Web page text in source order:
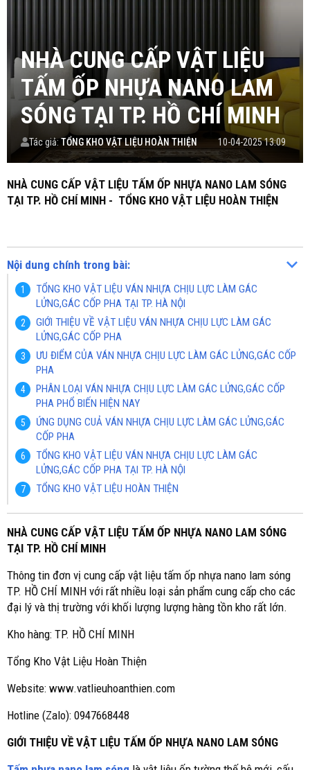
NHÀ CUNG CẤP VẬT LIỆU
TẤM ỐP NHỰA NANO LAM
SÓNG TẠI TP. HỒ CHÍ MINH
Tác giả:TỔNG KHO VẬT LIỆU HOÀN THIỆN 10-04-2025 13:09
NHÀ CUNG CẤP VẬT LIỆU TẤM ỐP NHỰA NANO LAM SÓNG
TẠI TP. HỒ CHÍ MINH - TỔNG KHO VẬT LIỆU HOÀN THIỆN
Nội dung chính trong bài:
TỔNG KHO VẬT LIỆU VÁN NHỰA CHỊU LỰC LÀM GÁC
LỬNG,GÁC CỐP PHA TẠI TP. HÀ NỘI
GIỚI THIỆU VỀ VẬT LIỆU VÁN NHỰA CHỊU LỰC LÀM GÁC
LỬNG,GÁC CỐP PHA
ƯU ĐIỂM CỦA VÁN NHỰA CHỊU LỰC LÀM GÁC LỬNG,GÁC CỐP
PHA
PHÂN LOẠI VÁN NHỰA CHỊU LỰC LÀM GÁC LỬNG,GÁC CỐP
PHA PHỔ BIẾN HIỆN NAY
ỨNG DỤNG CUẢ VÁN NHỰA CHỊU LỰC LÀM GÁC LỬNG,GÁC
CỐP PHA
TỔNG KHO VẬT LIỆU VÁN NHỰA CHỊU LỰC LÀM GÁC
LỬNG,GÁC CỐP PHA TẠI TP. HÀ NỘI
TỔNG KHO VẬT LIỆU HOÀN THIỆN
NHÀ CUNG CẤP VẬT LIỆU TẤM ỐP NHỰA NANO LAM SÓNG
TẠI TP. HỒ CHÍ MINH
Thông tin đơn vị cung cấp vật liệu tấm ốp nhựa nano lam sóng
TP. HỒ CHÍ MINH với rất nhiều loại sản phẩm cung cấp cho các
đại lý và thị trường với khối lượng lượng hàng tồn kho rất lớn.
Kho hàng: TP. HỒ CHÍ MINH
Tổng Kho Vật Liệu Hoàn Thiện
Website: www.vatlieuhoanthien.com
Hotline (Zalo): 0947668448
GIỚI THIỆU VỀ VẬT LIỆU TẤM ỐP NHỰA NANO LAM SÓNG